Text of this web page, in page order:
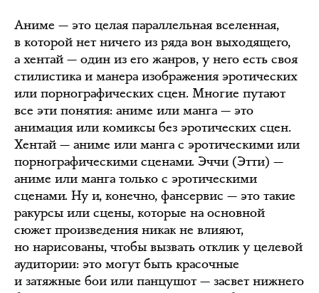
Аниме — это целая параллельная вселенная,
в которой нет ничего из ряда вон выходящего,
а хентай — один из его жанров, у него есть своя
стилистика и манера изображения эротических
или порнографических сцен. Многие путают
все эти понятия: аниме или манга — это
анимация или комиксы без эротических сцен.
Хентай — аниме или манга с эротическими или
порнографическими сценами. Эччи (Этти) —
аниме или манга только с эротическими
сценами. Ну и, конечно, фансервис — это такие
ракурсы или сцены, которые на основной
сюжет произведения никак не влияют,
но нарисованы, чтобы вызвать отклик у целевой
аудитории: это могут быть красочные
и затяжные бои или панцушот — засвет нижнего